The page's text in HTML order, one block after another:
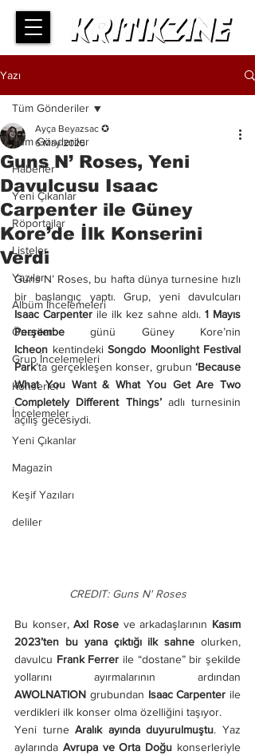
Yazı
Tüm Gönderiler
Haberler
Yeni Çıkanlar
Röportajlar
Listeler
Yazılar
Albüm İncelemeleri
Öneriler
Grup İncelemeleri
Konserler
İncelemeler
Yeni Çıkanlar
Magazin
Keşif Yazıları
deliler
Tüm Gönderiler
Guns N’ Roses, Yeni
Davulcusu Isaac
Carpenter ile Güney
Kore’de İlk Konserini
Verdi
Ayça Beyazsac ✪
6 May 2025
Guns N’ Roses, bu hafta dünya turnesine hızlı
Isaac Carpenter ile ilk kez sahne aldı. 1 Mayıs
Perşembe
Icheon kentindeki Songdo Moonlight Festival
Park’ta gerçekleşen konser, grubun ‘Because
What You Want & What You Get Are Two
Completely Different Things’ adlı turnesinin
açılış gecesiydi.
CREDIT: Guns N' Roses
Bu konser, Axl Rose ve arkadaşlarının Kasım
2023’ten bu yana çıktığı ilk sahne olurken,
davulcu Frank Ferrer ile “dostane” bir şekilde
AWOLNATION grubundan Isaac Carpenter ile
verdikleri ilk konser olma özelliğini taşıyor.
Yeni turne Aralık ayında duyurulmuştu. Yaz
aylarında Avrupa ve Orta Doğu konserleriyle